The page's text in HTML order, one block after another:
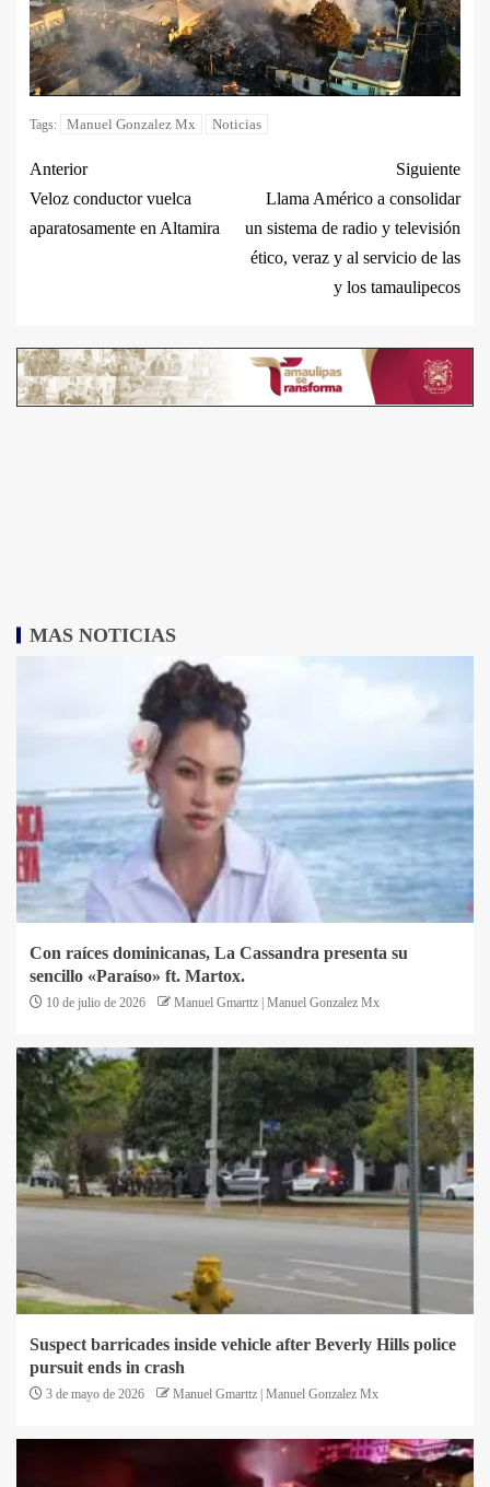
Tags: Manuel Gonzalez Mx Noticias
Anterior
Veloz conductor vuelca
aparatosamente en Altamira
Siguiente
Llama Américo a consolidar
un sistema de radio y televisión
ético, veraz y al servicio de las
y los tamaulipecos
MAS NOTICIAS
Con raíces dominicanas, La Cassandra presenta su
sencillo «Paraíso» ft. Martox.
10 de julio de 2026 Manuel Gmarttz | Manuel Gonzalez Mx
Suspect barricades inside vehicle after Beverly Hills police
pursuit ends in crash
3 de mayo de 2026 Manuel Gmarttz | Manuel Gonzalez Mx